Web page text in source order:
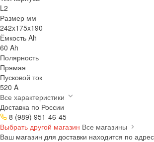
L2
Размер мм
242x175x190
Ёмкость Ah
60 Ah
Полярность
Прямая
Пусковой ток
520 A
Все характеристики
Доставка по России
8 (989) 951-46-45
Выбрать другой магазин Все магазины
Ваш магазин для доставки находится по